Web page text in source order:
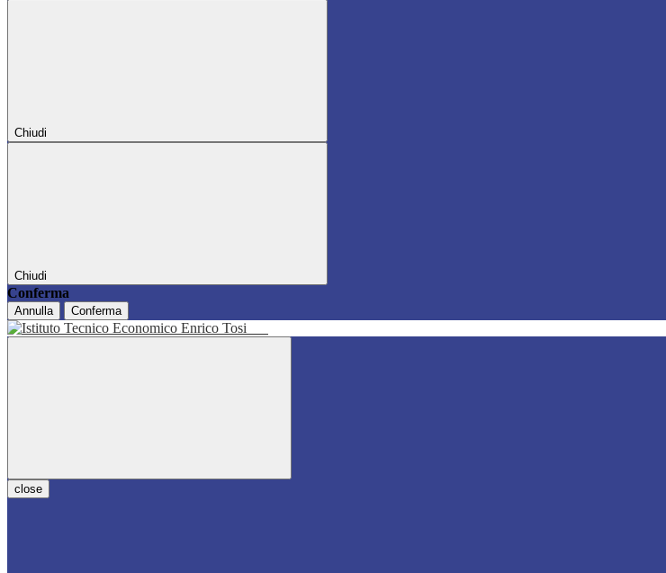
Chiudi
Chiudi
Conferma
Annulla Conferma
close